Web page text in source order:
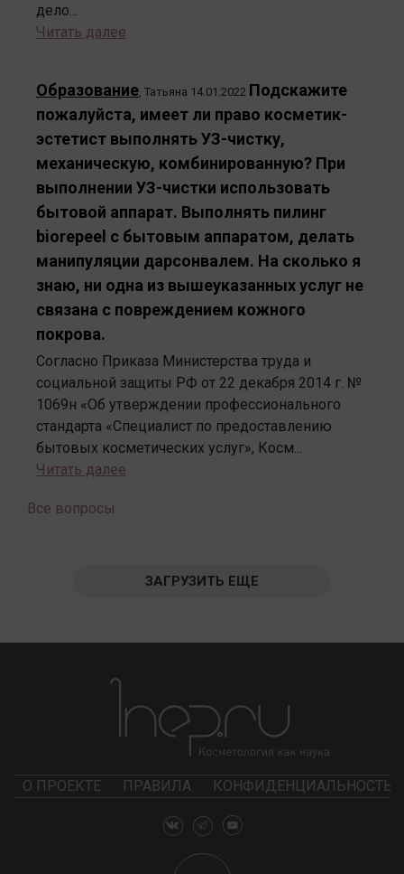
дело...
Читать далее
Образование Татьяна 14.01.2022 Подскажите
пожалуйста, имеет ли право косметик-
эстетист выполнять УЗ-чистку,
механическую, комбинированную? При
выполнении УЗ-чистки использовать
бытовой аппарат. Выполнять пилинг
biorepeel с бытовым аппаратом, делать
манипуляции дарсонвалем. На сколько я
знаю, ни одна из вышеуказанных услуг не
связана с повреждением кожного
покрова.
Согласно Приказа Министерства труда и
социальной защиты РФ от 22 декабря 2014 г. №
1069н «Об утверждении профессионального
стандарта «Специалист по предоставлению
бытовых косметических услуг», Косм...
Читать далее
Все вопросы
ЗАГРУЗИТЬ ЕЩЕ
О ПРОЕКТЕ ПРАВИЛА КОНФИДЕНЦИАЛЬНОСТЬ